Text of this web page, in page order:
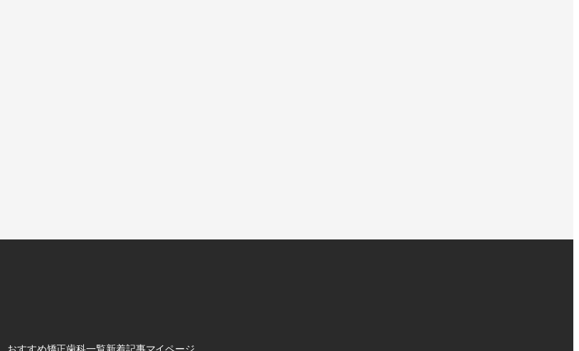
おすすめ矯正歯科一覧新着記事マイページ